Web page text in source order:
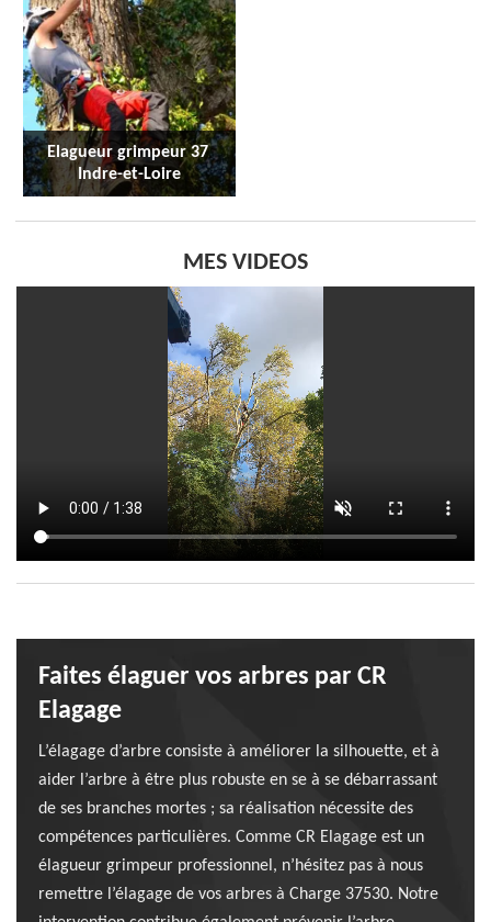
Elagueur grimpeur 37
Indre-et-Loire
MES VIDEOS
Faites élaguer vos arbres par CR
Elagage
L’élagage d’arbre consiste à améliorer la silhouette, et à
aider l’arbre à être plus robuste en se à se débarrassant
de ses branches mortes ; sa réalisation nécessite des
compétences particulières. Comme CR Elagage est un
élagueur grimpeur professionnel, n’hésitez pas à nous
remettre l’élagage de vos arbres à Charge 37530. Notre